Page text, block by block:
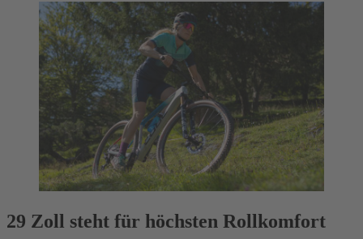
29 Zoll steht für höchsten Rollkomfort